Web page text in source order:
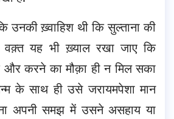
उनकी ख़्वाहिश थी कि सुल्ताना की
वक़्त यह भी ख़्याल रखा जाए कि
करने का मौक़ा ही न मिल सका
के साथ ही उसे जरायमपेशा मान
अपनी समझ में उसने असहाय या